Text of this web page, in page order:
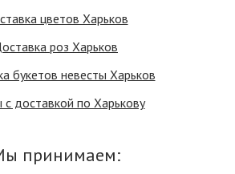
цветов Харьков
роз Харьков
букетов невесты Харьков
доставкой по Харькову
принимаем: